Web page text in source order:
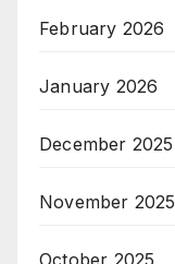
February 2026
January 2026
December 2025
November 2025
October 2025